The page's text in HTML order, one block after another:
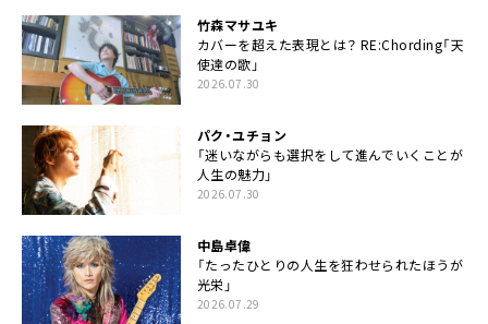
竹森マサユキ
カバーを超えた表現とは？ RE:Chording「天
使達の歌」
2026.07.30
パク・ユチョン
「迷いながらも選択をして進んでいくことが
人生の魅力」
2026.07.30
中島卓偉
「たったひとりの人生を狂わせられたほうが
光栄」
2026.07.29